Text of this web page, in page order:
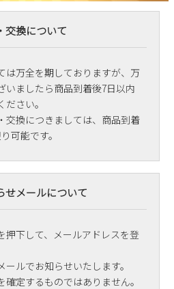
交換について
は万全を期しておりますが、万
いましたら商品到着後7日以内
さい。
交換につきましては、商品到着
可能です。
せメールについて
押下して、メールアドレスを登
ルでお知らせいたします。
定するものではありません。